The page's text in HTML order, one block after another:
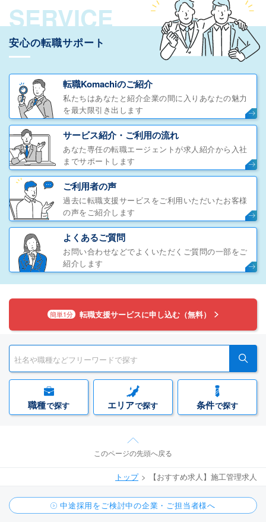
SERVICE
安心の転職サポート
転職Komachiのご紹介
私たちはあなたと紹介企業の間に入りあなたの魅力
を最大限引き出します
サービス紹介・ご利用の流れ
あなた専任の転職エージェントが求人紹介から入社
までサポートします
ご利用者の声
過去に転職支援サービスをご利用いただいたお客様
の声をご紹介します
よくあるご質問
お問い合わせなどでよくいただくご質問の一部をご
紹介します
簡単1分 転職支援サービスに申し込む（無料）
職種で探す エリアで探す 条件で探す
このページの先頭へ戻る
トップ 【おすすめ求人】施工管理求人
中途採用をご検討中の企業・ご担当者様へ